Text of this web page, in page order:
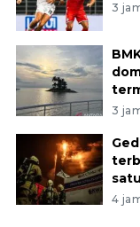
3
3
4